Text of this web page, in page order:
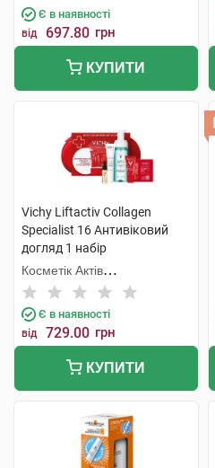
Є в наявності
від 697.80 грн
КУПИТИ
Vichy Liftactiv Collagen
Specialist 16 Антивіковий
догляд 1 набір
Косметік Актів
Інтернаціональ
Є в наявності
від 729.00 грн
КУПИТИ